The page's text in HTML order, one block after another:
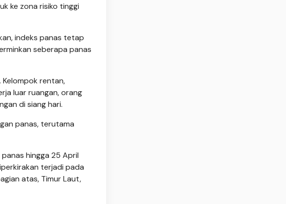
ke zona risiko tinggi
indeks panas tetap
seberapa panas
rentan,
luar ruangan, orang
di siang hari.
panas, terutama
hingga 25 April
terjadi pada
atas, Timur Laut,